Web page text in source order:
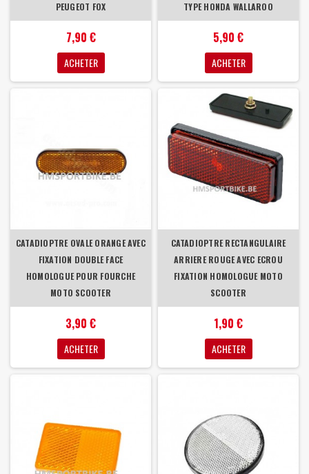
PEUGEOT FOX
7,90 €
ACHETER
TYPE HONDA WALLAROO
5,90 €
ACHETER
CATADIOPTRE OVALE ORANGE AVEC
FIXATION DOUBLE FACE
HOMOLOGUE POUR FOURCHE
MOTO SCOOTER
3,90 €
ACHETER
CATADIOPTRE RECTANGULAIRE
ARRIERE ROUGE AVEC ECROU
FIXATION HOMOLOGUE MOTO
SCOOTER
1,90 €
ACHETER